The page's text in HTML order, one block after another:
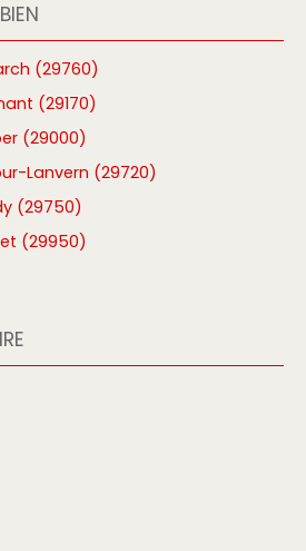
(29760)
(29170)
(29000)
Lanvern (29720)
(29750)
(29950)